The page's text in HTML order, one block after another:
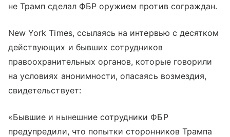
не Трамп сделал ФБР оружием против сограждан.
New York Times, ссылаясь на интервью с десятком
действующих и бывших сотрудников
правоохранительных органов, которые говорили
на условиях анонимности, опасаясь возмездия,
свидетельствует:
«Бывшие и нынешние сотрудники ФБР
предупредили, что попытки сторонников Трампа